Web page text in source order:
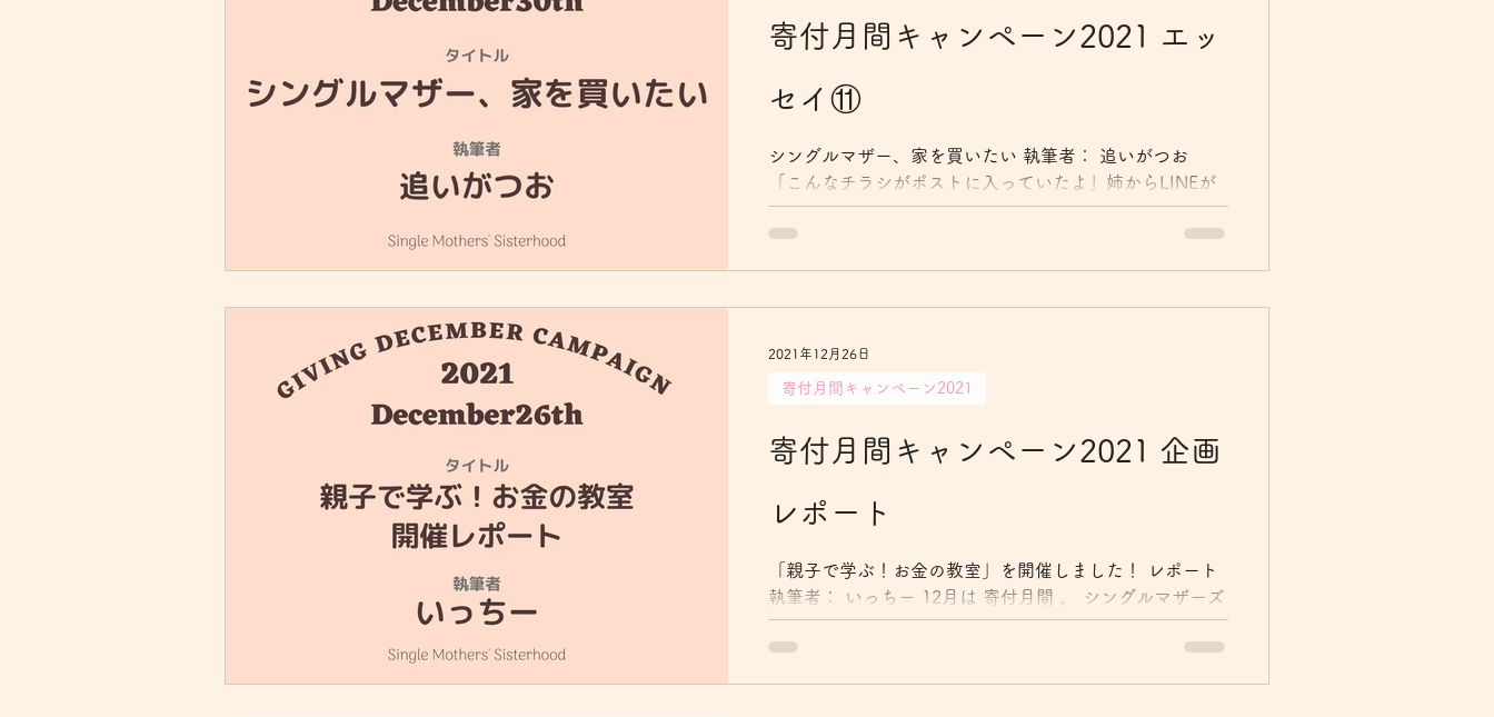
寄付月間キャンペーン2021 エッ
セイ⑪
シングルマザー、家を買いたい 執筆者： 追いがつお
「こんなチラシがポストに入っていたよ」姉からLINEが
来たのが、数日前。姉の住んでいるマンションの一室が
売りに出されていた。 「え、いいな」私の返信。 そこか
寄付月間キャンペーン2021 企画
レポート
「親子で学ぶ！お金の教室」を開催しました！ レポート
執筆者： いっちー 12月は 寄付月間 。 シングルマザーズ
シスターフッドも 寄付月間の賛同パートナー になってい
ます。そんな「寄付月間」特別企画として「親子で学
寄付月間キャンペーン2021
2021年12月26日